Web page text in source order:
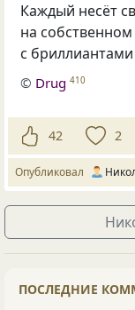
Каждый несёт
на собственном
с
© Drug 410
42 2
Опубликовал
ПОСЛЕДНИЕ